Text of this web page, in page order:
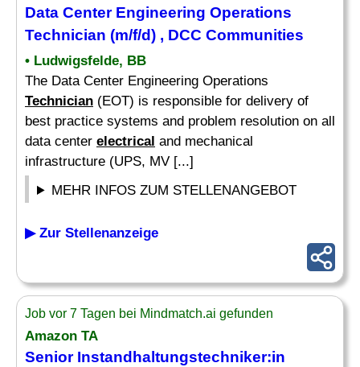
Data Center Engineering Operations
Technician (m/f/d) , DCC Communities
• Ludwigsfelde, BB
The Data Center Engineering Operations
Technician (EOT) is responsible for delivery of
best practice systems and problem resolution on all
data center electrical and mechanical
infrastructure (UPS, MV [...]
MEHR INFOS ZUM STELLENANGEBOT
▶ Zur Stellenanzeige
Job vor 7 Tagen bei Mindmatch.ai gefunden
Amazon TA
Senior Instandhaltungstechniker:in